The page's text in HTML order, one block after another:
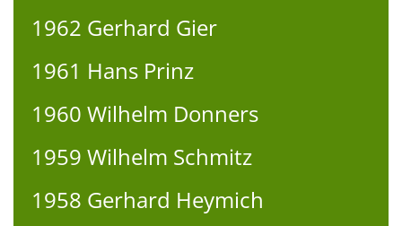
1962 Gerhard Gier
1961 Hans Prinz
1960 Wilhelm Donners
1959 Wilhelm Schmitz
1958 Gerhard Heymich